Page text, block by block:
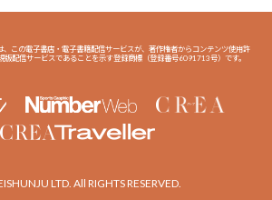
、この電子書店・電子書籍配信サービスが、著作権者からコンテンツ使用許
版配信サービスであることを示す登録商標（登録番号6091713号）です。
LTD. All RIGHTS RESERVED.